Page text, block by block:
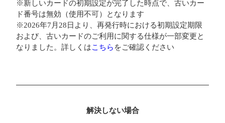
※新しいカードの初期設定が完了した時点で、古いカー
ド番号は無効（使用不可）となります
※2026年7月28日より、再発行時における初期設定期限
および、古いカードのご利用に関する仕様が一部変更と
なりました。詳しくはこちら をご確認ください
解決しない場合